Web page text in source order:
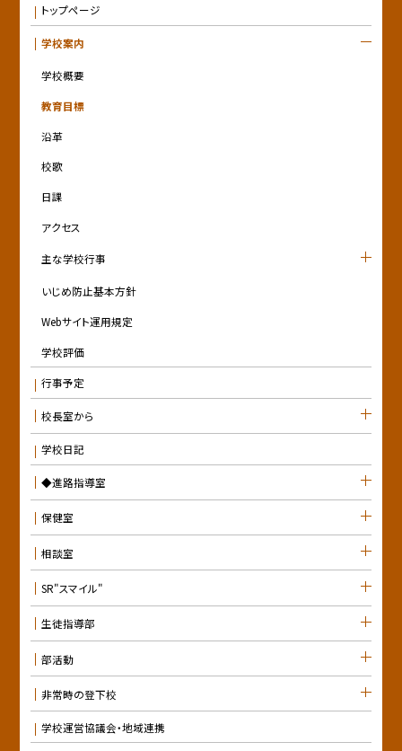
トップページ
学校案内
学校概要
教育目標
沿革
校歌
日課
アクセス
主な学校行事
いじめ防止基本方針
Webサイト運用規定
学校評価
行事予定
校長室から
学校日記
◆進路指導室
保健室
相談室
SR"スマイル"
生徒指導部
部活動
非常時の登下校
学校運営協議会・地域連携